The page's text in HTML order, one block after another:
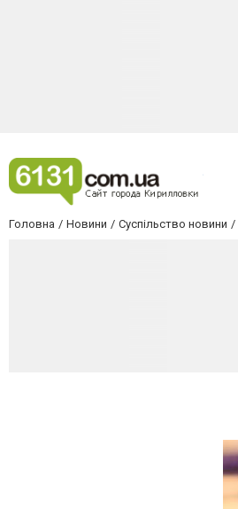
Головна Новини Суспільство новини